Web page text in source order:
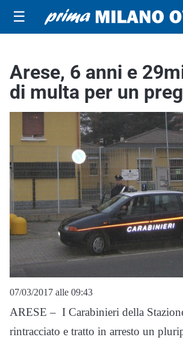
☰
Arese, 6 anni e
di multa per un
07/03/2017 alle 09:43
ARESE – I Carabinieri della
rintracciato e tratto in arresto un